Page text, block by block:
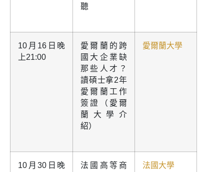
聽
10月16日晚
上21:00
愛爾蘭的跨
國大企業缺
那些人才？
讀碩士拿2年
愛爾蘭工作
簽證（愛爾
蘭大學介
紹）
愛爾蘭大學
10月30日晚
法國高等商
法國大學